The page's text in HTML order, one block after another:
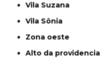
Vila Suzana
Vila Sônia
Zona oeste
alto da providencia